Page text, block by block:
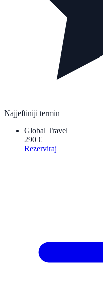
Najjeftiniji termin
Global Travel
290 €
Rezerviraj